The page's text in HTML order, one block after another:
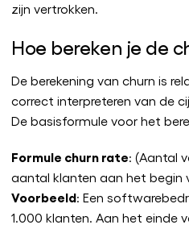
zijn vertrokken.
Hoe bereken je de
De berekening van churn is
correct interpreteren van de
De basisformule voor het
Formule churn rate: (Aantal
aantal klanten aan het begin
Voorbeeld: Een
1.000 klanten. Aan het einde